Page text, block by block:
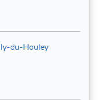
du-Houley